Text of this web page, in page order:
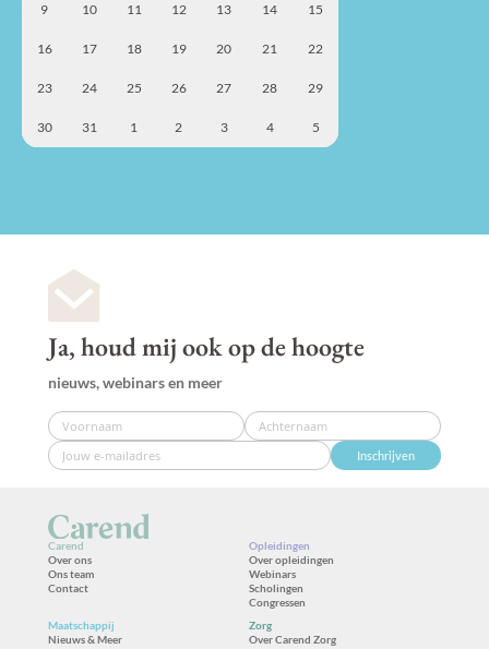
9 10 11 12 13 14 15
16 17 18 19 20 21 22
23 24 25 26 27 28 29
30 31 1 2 3 4 5
Ja, houd mij ook op de hoogte
nieuws, webinars en meer
Inschrijven
Carend
Over ons
Ons team
Contact
Opleidingen
Over opleidingen
Webinars
Scholingen
Congressen
Maatschappij
Nieuws & Meer
Zorg
Over Carend Zorg